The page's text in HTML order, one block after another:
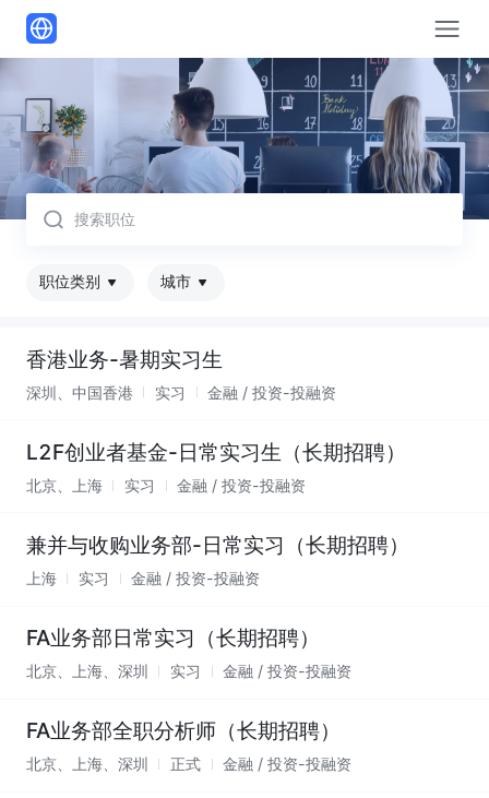
取消
职位类别 城市
香港业务-暑期实习生
深圳、中国香港 实习 金融 / 投资-投融资
L2F创业者基金-日常实习生（长期招聘）
北京、上海 实习 金融 / 投资-投融资
兼并与收购业务部-日常实习（长期招聘）
上海 实习 金融 / 投资-投融资
FA业务部日常实习（长期招聘）
北京、上海、深圳 实习 金融 / 投资-投融资
FA业务部全职分析师（长期招聘）
北京、上海、深圳 正式 金融 / 投资-投融资